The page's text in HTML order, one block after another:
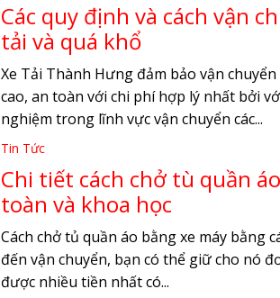
Các quy định và cách vận
tải và quá khổ
Xe Tải Thành Hưng đảm bảo vận
cao, an toàn với chi phí hợp lý nhất bởi
nghiệm trong lĩnh vực vận chuyển các...
Tin Tức
Chi tiết cách chở tù quần
toàn và khoa học
Cách chở tủ quần áo bằng xe máy bằng
đến vận chuyển, bạn có thể giữ cho nó
được nhiều tiền nhất có...